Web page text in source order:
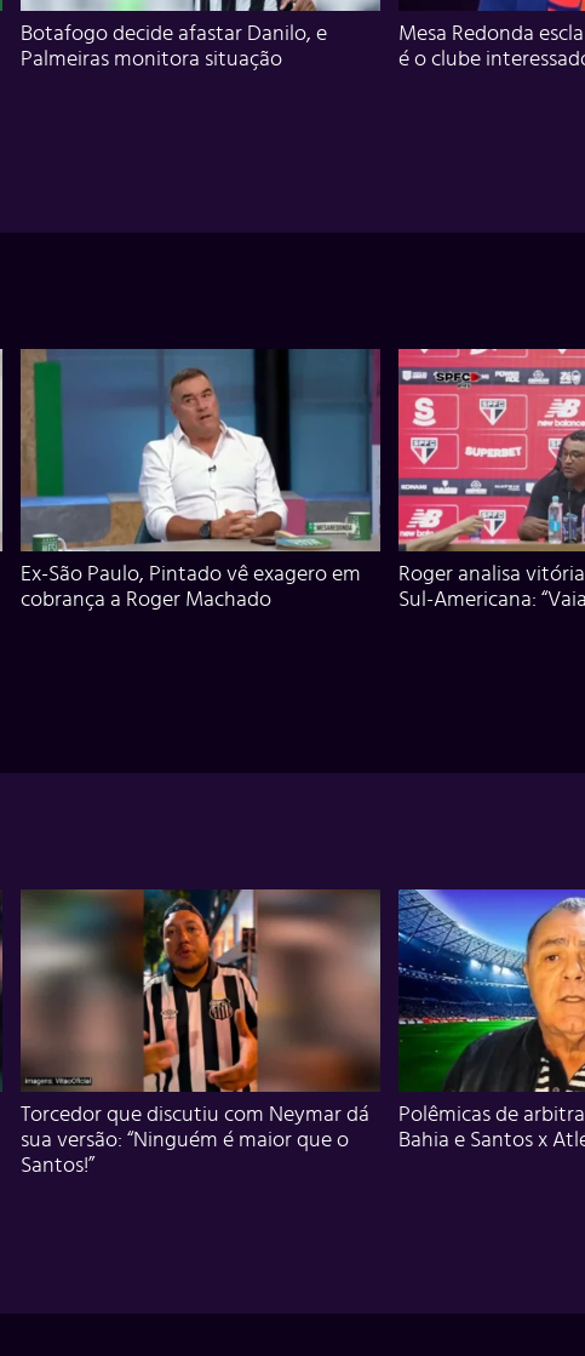
Botafogo decide afastar Danilo, e
Palmeiras monitora situação
Mesa Redonda
é o clube
Ex-São Paulo, Pintado vê exagero em
cobrança a Roger Machado
Roger analisa
Sul-Americana:
Torcedor que discutiu com Neymar dá
sua versão: “Ninguém é maior que o
Santos!”
Polêmicas de
Bahia e Santos x